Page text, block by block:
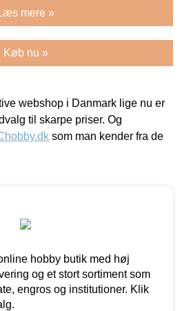
mere »
Køb nu »
webshop i Danmark lige nu er
til skarpe priser. Og
som man kender fra de
hobby butik med høj
og et stort sortiment som
engros og institutioner. Klik